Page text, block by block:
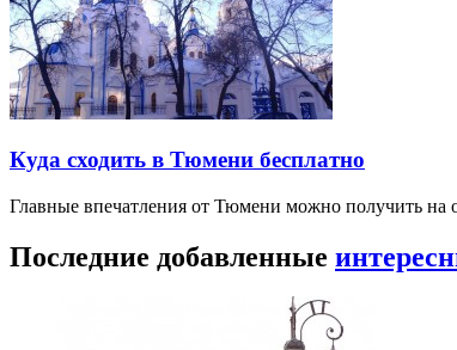
Куда сходить в Тюмени бесплатно
Главные впечатления от Тюмени можно получить на
Последние добавленные